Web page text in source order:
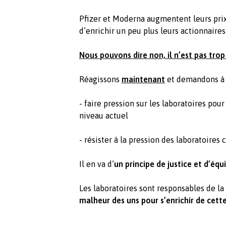
Pfizer et Moderna augmentent leurs
d’enrichir un peu plus leurs
Nous pouvons dire non, il n’est pas
Réagissons maintenant et demandons
- faire pression sur les laboratoires
niveau actuel
- résister à la pression des
Il en va d’un principe de justice et
Les laboratoires sont responsables de la
malheur des uns pour s’enrichir de